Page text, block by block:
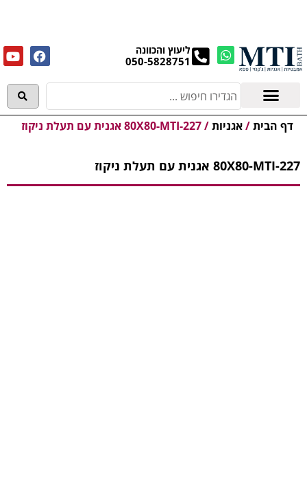
ליעוץ והכוונה
050-5828751
דף הבית/אגניות/80X80-MTI-227 אגנית עם תעלת ניקוז
80X80-MTI-227 אגנית עם תעלת ניקוז